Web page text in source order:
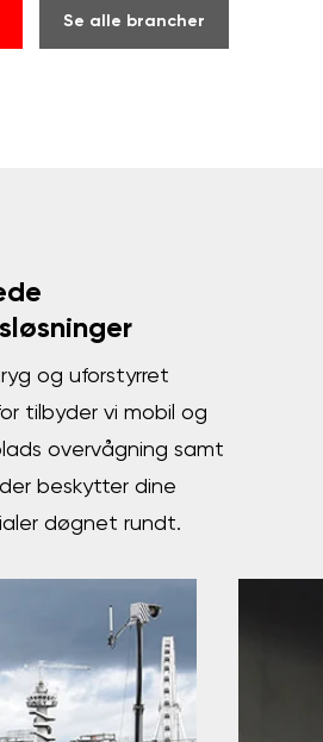
Se alle brancher
og uforstyrret
tilbyder vi mobil og
overvågning samt
beskytter dine
døgnet rundt.